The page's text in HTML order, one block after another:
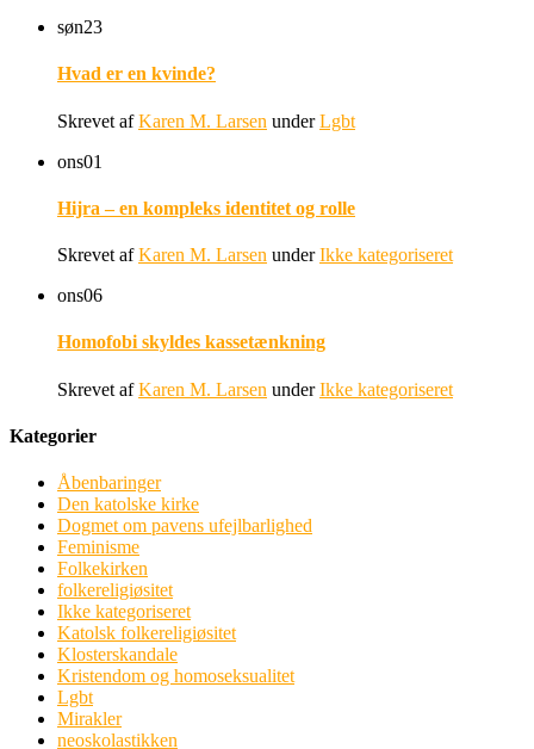
søn23
Hvad er en kvinde?
Skrevet afKaren M. Larsen underLgbt
ons01
Hijra – en kompleks identitet og rolle
Skrevet afKaren M. Larsen underIkke kategoriseret
ons06
Homofobi skyldes kassetænkning
Skrevet afKaren M. Larsen underIkke kategoriseret
Kategorier
Åbenbaringer
Den katolske kirke
Dogmet om pavens ufejlbarlighed
Feminisme
Folkekirken
folkereligiøsitet
Ikke kategoriseret
Katolsk folkereligiøsitet
Klosterskandale
Kristendom og homoseksualitet
Lgbt
Mirakler
neoskolastikken